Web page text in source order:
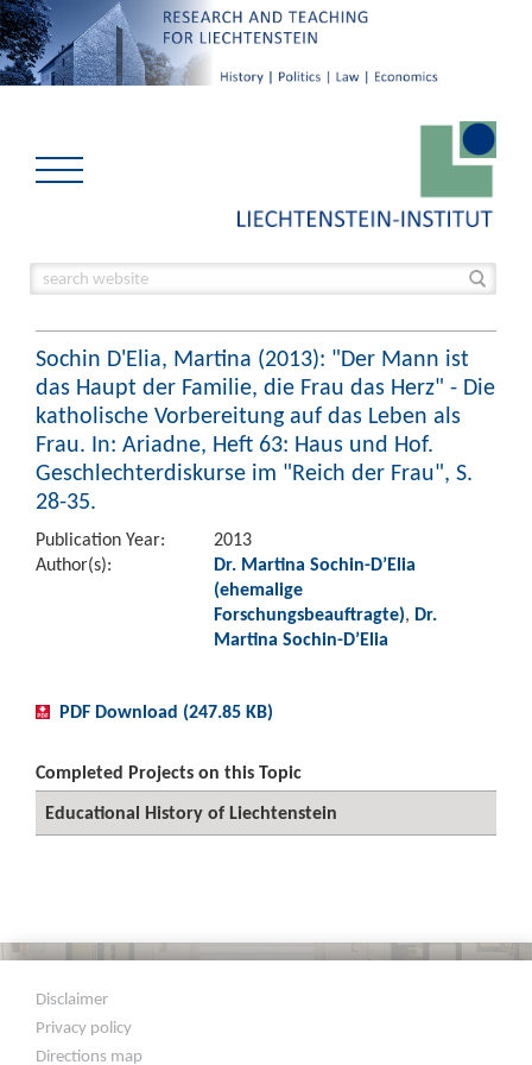
Sochin D'Elia, Martina (2013): "Der Mann ist
das Haupt der Familie, die Frau das Herz" - Die
katholische Vorbereitung auf das Leben als
Frau. In: Ariadne, Heft 63: Haus und Hof.
Geschlechterdiskurse im "Reich der Frau", S.
28-35.
Publication Year:
2013
Author(s):
Dr. Martina Sochin-D’Elia
(ehemalige
Forschungsbeauftragte), Dr.
Martina Sochin-D’Elia
PDF Download (247.85 KB)
Completed Projects on this Topic
Educational History of Liechtenstein
Disclaimer
Privacy policy
Directions map